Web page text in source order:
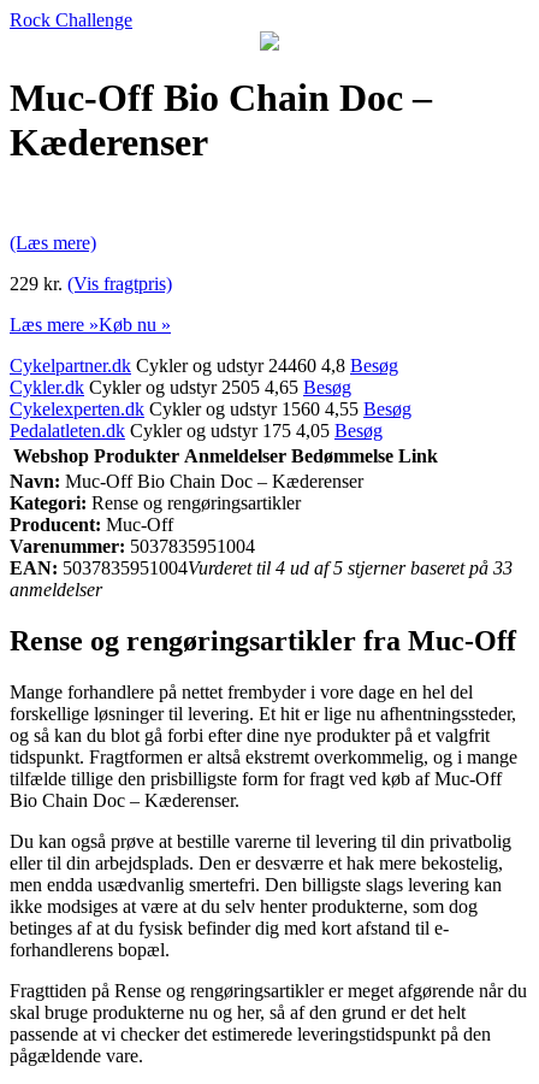
Rock Challenge
Muc-Off Bio Chain Doc –
Kæderenser
(Læs mere)
229 kr. (Vis fragtpris)
Læs mere »Køb nu »
Cykelpartner.dk Cykler og udstyr 24460 4,8 Besøg
Cykler.dk Cykler og udstyr 2505 4,65 Besøg
Cykelexperten.dk Cykler og udstyr 1560 4,55 Besøg
Pedalatleten.dk Cykler og udstyr 175 4,05 Besøg
Webshop Produkter Anmeldelser Bedømmelse Link
Navn: Muc-Off Bio Chain Doc – Kæderenser
Kategori: Rense og rengøringsartikler
Producent: Muc-Off
Varenummer: 5037835951004
EAN: 5037835951004Vurderet til 4 ud af 5 stjerner baseret på 33
anmeldelser
Rense og rengøringsartikler fra Muc-Off
Mange forhandlere på nettet frembyder i vore dage en hel del
forskellige løsninger til levering. Et hit er lige nu afhentningssteder,
og så kan du blot gå forbi efter dine nye produkter på et valgfrit
tidspunkt. Fragtformen er altså ekstremt overkommelig, og i mange
tilfælde tillige den prisbilligste form for fragt ved køb af Muc-Off
Bio Chain Doc – Kæderenser.
Du kan også prøve at bestille varerne til levering til din privatbolig
eller til din arbejdsplads. Den er desværre et hak mere bekostelig,
men endda usædvanlig smertefri. Den billigste slags levering kan
ikke modsiges at være at du selv henter produkterne, som dog
betinges af at du fysisk befinder dig med kort afstand til e-
forhandlerens bopæl.
Fragttiden på Rense og rengøringsartikler er meget afgørende når du
skal bruge produkterne nu og her, så af den grund er det helt
passende at vi checker det estimerede leveringstidspunkt på den
pågældende vare.